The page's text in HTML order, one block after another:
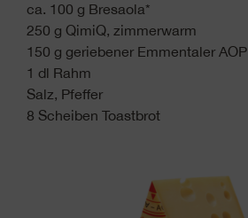
ca. 100 g Bresaola*
250 g QimiQ, zimmerwarm
150 g geriebener Emmentaler AOP
1 dl Rahm
Salz, Pfeffer
8 Scheiben Toastbrot